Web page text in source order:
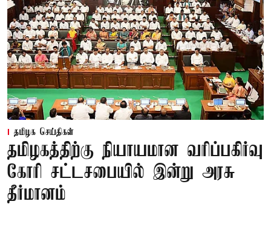
தமிழக செய்திகள்
தமிழகத்திற்கு நியாயமான வரிப்பகிர்வு
கோரி சட்டசபையில் இன்று அரசு
தீர்மானம்